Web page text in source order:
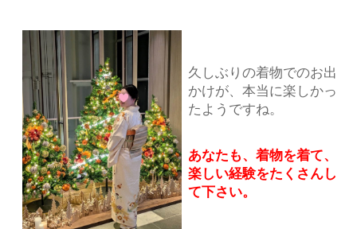
久しぶりの着物でのお出
かけが、本当に楽しかっ
たようですね。
あなたも、着物を着て、
楽しい経験をたくさんし
て下さい。